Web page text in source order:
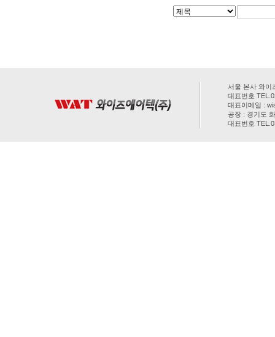
서울 본사 와이
대표번호
대표이메일 :
공장 : 경기도
대표번호